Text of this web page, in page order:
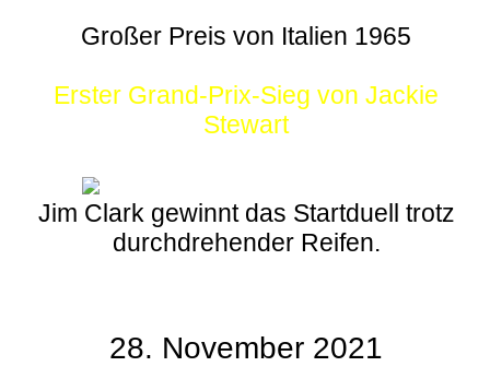
Großer Preis von Italien 1965
Erster Grand-Prix-Sieg von Jackie
Stewart
Jim Clark gewinnt das Startduell trotz
durchdrehender Reifen.
28. November 2021